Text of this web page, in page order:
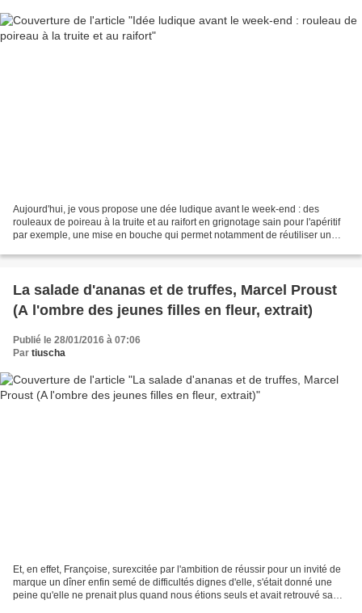
Aujourd'hui, je vous propose une dée ludique avant le week-end : des
rouleaux de poireau à la truite et au raifort en grignotage sain pour l'apéritif
par exemple, une mise en bouche qui permet notamment de réutiliser un
La salade d'ananas et de truffes, Marcel Proust
(A l'ombre des jeunes filles en fleur, extrait)
Publié le 28/01/2016 à 07:06
Par tiuscha
Et, en effet, Françoise, surexcitée par l'ambition de réussir pour un invité de
marque un dîner enfin semé de difficultés dignes d'elle, s'était donné une
peine qu'elle ne prenait plus quand nous étions seuls et avait retrouvé sa